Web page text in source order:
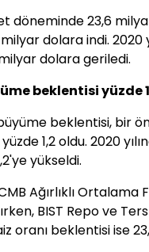
döneminde 23,6
dolara indi. 2020
dolara geriledi.
beklentisi yüzde
büyüme beklentisi,
1,2 oldu. 2020
yükseldi.
Ağırlıklı
BIST Repo ve
oranı beklentisi ise